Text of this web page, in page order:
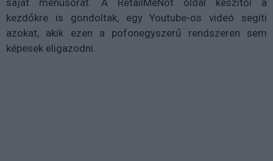
saját menüsorát. A RetailMeNot oldal készítői a
kezdőkre is gondoltak, egy Youtube-os videó segíti
azokat, akik ezen a pofonegyszerű rendszeren sem
képesek eligazodni.